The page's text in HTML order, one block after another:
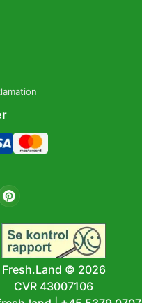
Fresh.Land © 2026
CVR 43007106